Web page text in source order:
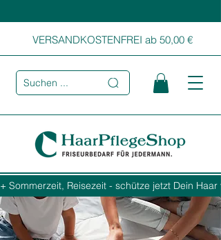
VERSANDKOSTENFREI ab 50,00 €
Suchen ...
+ Sommerzeit, Reisezeit - schütze jetzt Dein